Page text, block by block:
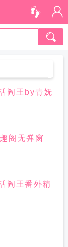
阎王by青妩
阁无弹窗
阎王番外精